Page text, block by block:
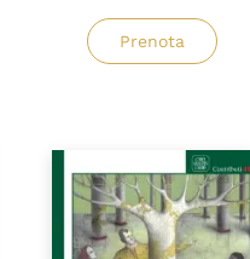
Prenota